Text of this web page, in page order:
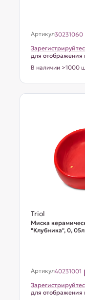
Артикул30231060
для отображения
В наличии >1000
Triol
Миска
"Клубника", 0, 05л
Артикул40231001
для отображения